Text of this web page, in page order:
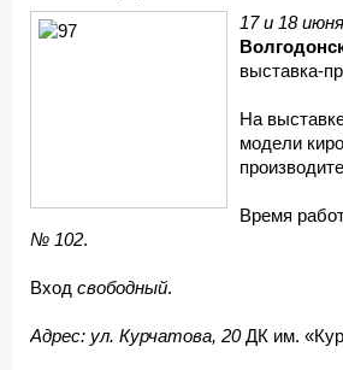
17 и 18 июня
выставка-
На
модели
Время
№ 102.
Вход свободный.
Адрес: ул. Курчатова, 20ДК им.